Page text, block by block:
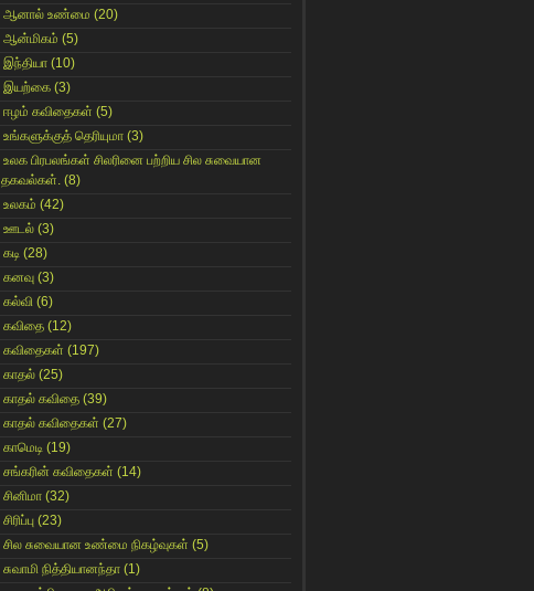
ஆனால் உண்மை (20)
ஆன்மிகம் (5)
இந்தியா (10)
இயற்கை (3)
ஈழம் கவிதைகள் (5)
உங்களுக்குத் தெரியுமா (3)
உலக பிரபலங்கள் சிலரினை பற்றிய சில சுவையான
தகவல்கள். (8)
உலகம் (42)
ஊடல் (3)
கடி (28)
கனவு (3)
கல்வி (6)
கவிதை (12)
கவிதைகள் (197)
காதல் (25)
காதல் கவிதை (39)
காதல் கவிதைகள் (27)
காமெடி (19)
சங்கரின் கவிதைகள் (14)
சினிமா (32)
சிரிப்பு (23)
சில சுவையான உண்மை நிகழ்வுகள் (5)
சுவாமி நித்தியானந்தா (1)